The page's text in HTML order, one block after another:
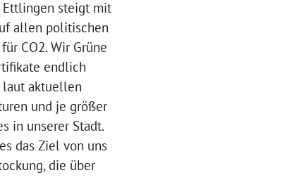
Ettlingen steigt mit
allen politischen
CO2. Wir Grüne
endlich
laut aktuellen
und je größer
in unserer Stadt.
das Ziel von uns
die über